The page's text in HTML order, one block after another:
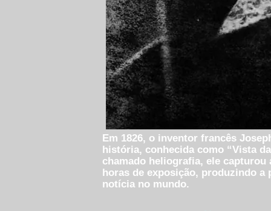
Em 1826, o inventor francês
história, conhecida como “Vista
chamado heliografia, ele
horas de exposição, produzindo a
notícia no mundo.